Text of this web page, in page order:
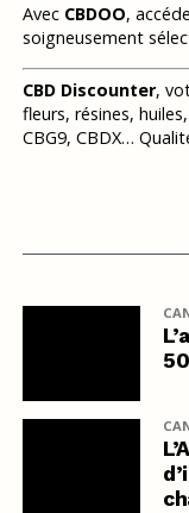
Avec CBDOO,
soigneusement
CBD Discounter,
fleurs, résines,
CBG9, CBDX…